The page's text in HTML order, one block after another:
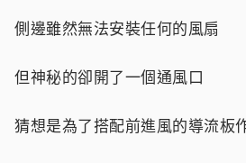
側邊雖然無法安裝任何的風扇
但神秘的卻開了一個通風口
猜想是為了搭配前進風的導流板